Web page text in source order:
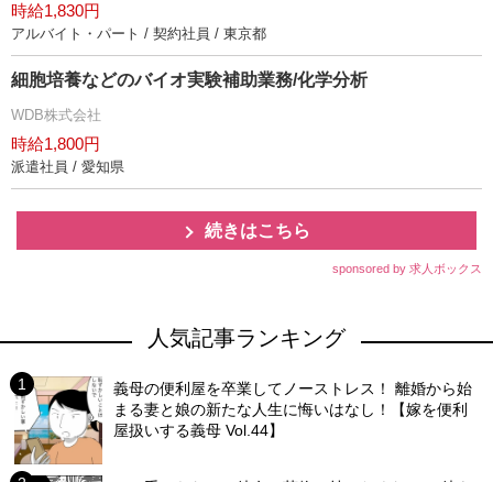
時給1,830円
アルバイト・パート / 契約社員 / 東京都
細胞培養などのバイオ実験補助業務/化学分析
WDB株式会社
時給1,800円
派遣社員 / 愛知県
続きはこちら
sponsored by 求人ボックス
人気記事ランキング
義母の便利屋を卒業してノーストレス！ 離婚から始
まる妻と娘の新たな人生に悔いはなし！【嫁を便利
屋扱いする義母 Vol.44】